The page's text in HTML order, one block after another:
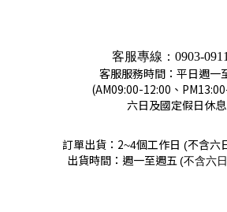
客服專線： 0903-
客服服務時間：平日週一
(AM09:00-12:00、
六日及國定假日休息
訂單出貨：2~4個工作日 (不含六
出貨時間：週一至週五 (不含六